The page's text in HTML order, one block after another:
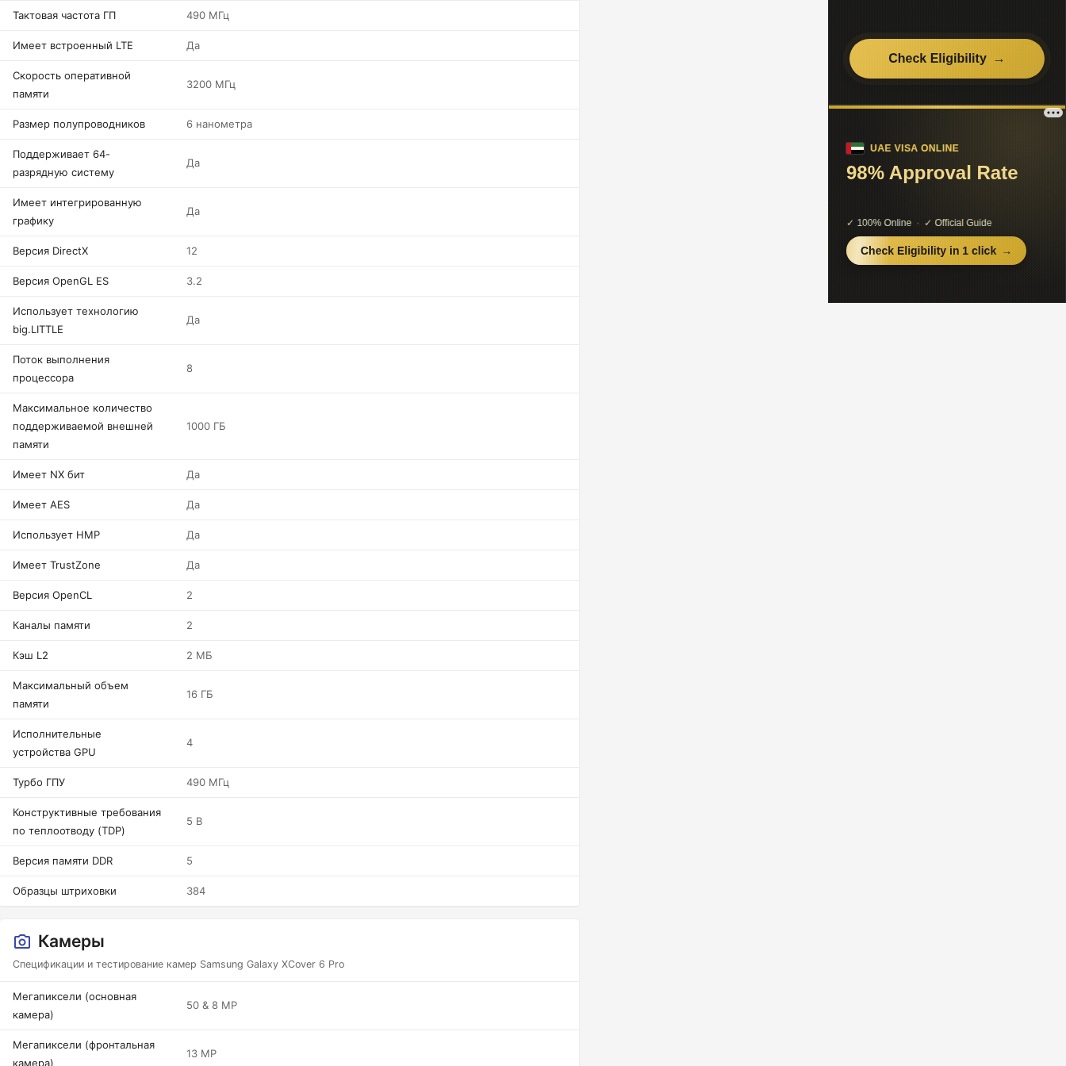
Тактовая частота ГП 490 МГц
Имеет встроенный LTE Да
Скорость оперативной
памяти
3200 МГц
Размер полупроводников 6 нанометра
Поддерживает 64-
разрядную систему
Да
Имеет интегрированную
графику
Да
Версия DirectX 12
Версия OpenGL ES 3.2
Использует технологию
big.LITTLE
Да
Поток выполнения
процессора
8
Максимальное количество
поддерживаемой внешней
памяти
1000 ГБ
Имеет NX бит Да
Имеет AES Да
Использует HMP Да
Имеет TrustZone Да
Версия OpenCL 2
Каналы памяти 2
Кэш L2 2 МБ
Максимальный объем
памяти
16 ГБ
Исполнительные
устройства GPU
4
Турбо ГПУ 490 МГц
Конструктивные требования
по теплоотводу (TDP)
5 В
Версия памяти DDR 5
Образцы штриховки 384
Камеры
Спецификации и тестирование камер Samsung Galaxy XCover 6 Pro
Мегапиксели (основная
камера)
50 & 8 MP
Мегапиксели (фронтальная
камера)
13 MP